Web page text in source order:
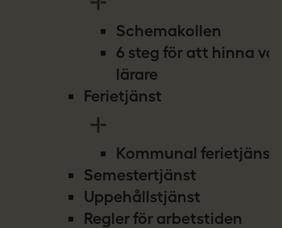
Schemakollen
6 steg för att hinna vara
lärare
Ferietjänst
Kommunal ferietjänst
Semestertjänst
Uppehållstjänst
Regler för arbetstiden